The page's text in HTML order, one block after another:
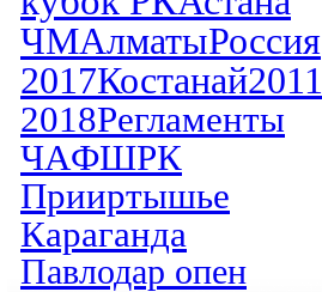
ЧМАлматыРоссия
2017Костанай2011
2018Регламенты
ЧАФШРК
Прииртышье
Караганда
Павлодар опен